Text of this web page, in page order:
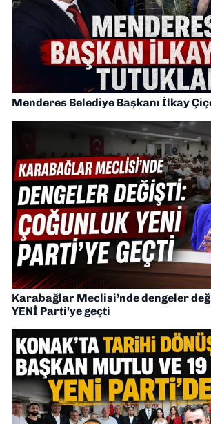
Menderes Belediye Başkanı İlkay
Karabağlar Meclisi’nde dengeler
YENİ Parti’ye geçti